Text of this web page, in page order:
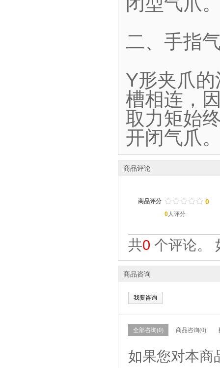
二、手指
Y形夹爪
槽相连，
取力矩始
开闭气爪
商品评论
商品评分 / / / / /
. . . . . 0
0人评分
共0 个评论。
商品咨询
我要咨询
全部咨询(0) 商品咨询(0)
如果您对本商